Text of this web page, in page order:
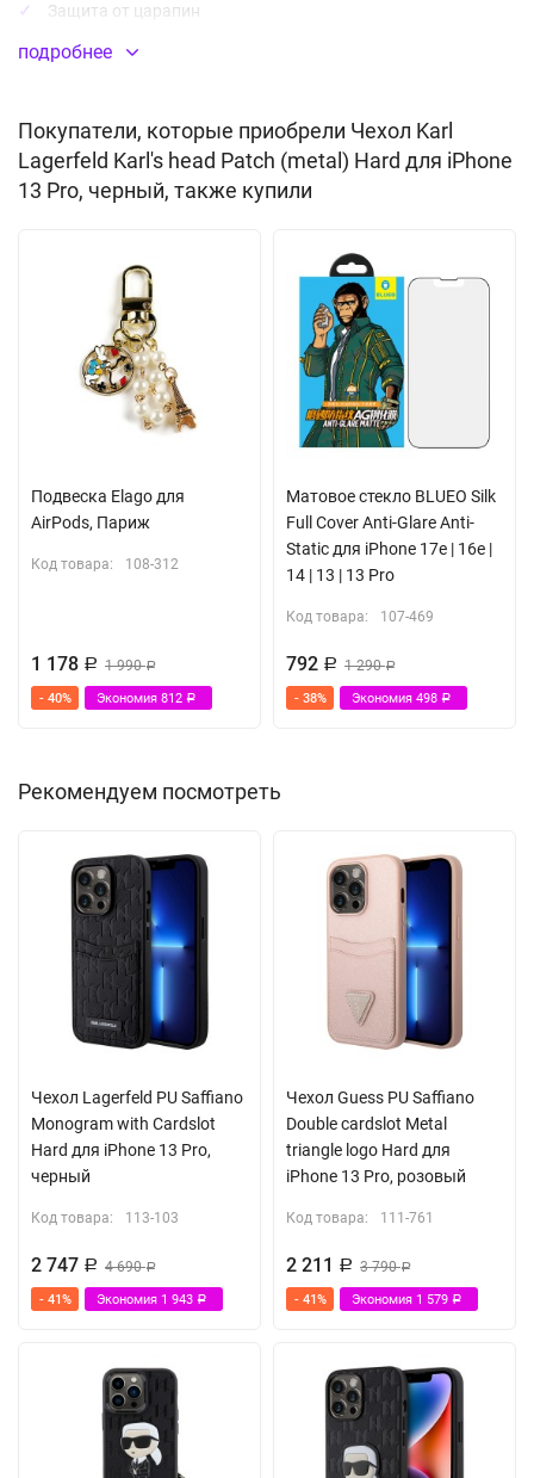
Защита от царапин
Материал:искусственная кожа
подробнее
Покупатели, которые приобрели Чехол Karl
Lagerfeld Karl's head Patch (metal) Hard для iPhone
13 Pro, черный, также купили
Подвеска Elago для
AirPods, Париж
Код товара: 108-312
1 178 Р 1 990Р
- 40% Экономия 812 Р
Матовое стекло BLUEO Silk
Full Cover Anti-Glare Anti-
Static для iPhone 17e | 16e |
14 | 13 | 13 Pro
Код товара: 107-469
792 Р 1 290Р
- 38% Экономия 498 Р
Рекомендуем посмотреть
Чехол Lagerfeld PU Saffiano
Monogram with Cardslot
Hard для iPhone 13 Pro,
черный
Код товара: 113-103
2 747 Р 4 690Р
- 41% Экономия 1 943 Р
Чехол Guess PU Saffiano
Double cardslot Metal
triangle logo Hard для
iPhone 13 Pro, розовый
Код товара: 111-761
2 211 Р 3 790Р
- 41% Экономия 1 579 Р